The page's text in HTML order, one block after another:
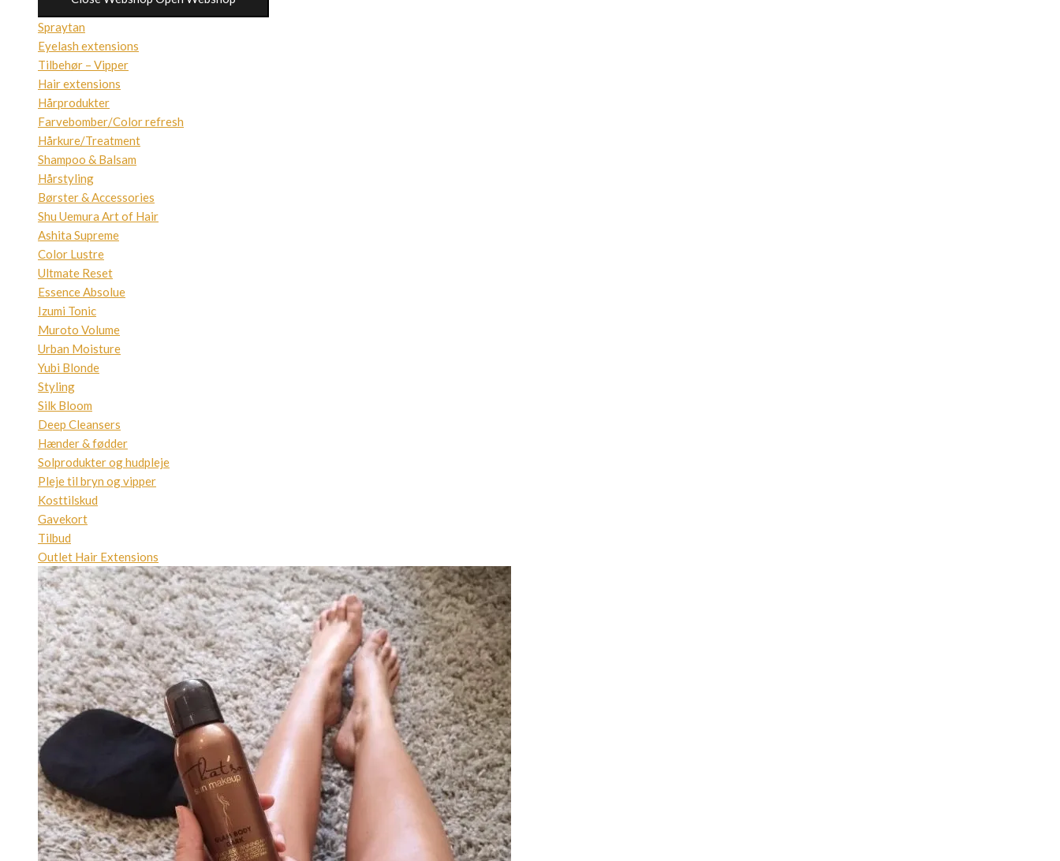
Spraytan
Eyelash extensions
Tilbehør – Vipper
Hair extensions
Hårprodukter
Farvebomber/Color refresh
Hårkure/Treatment
Shampoo & Balsam
Hårstyling
Børster & Accessories
Shu Uemura Art of Hair
Ashita Supreme
Color Lustre
Ultmate Reset
Essence Absolue
Izumi Tonic
Muroto Volume
Urban Moisture
Yubi Blonde
Styling
Silk Bloom
Deep Cleansers
Hænder & fødder
Solprodukter og hudpleje
Pleje til bryn og vipper
Kosttilskud
Gavekort
Tilbud
Outlet Hair Extensions